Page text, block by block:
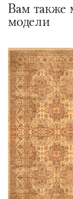
Вам также
модели